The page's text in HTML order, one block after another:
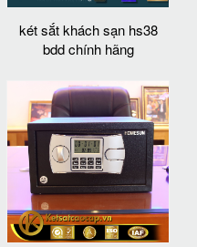
két sắt khách sạn hs38
bdd chính hãng